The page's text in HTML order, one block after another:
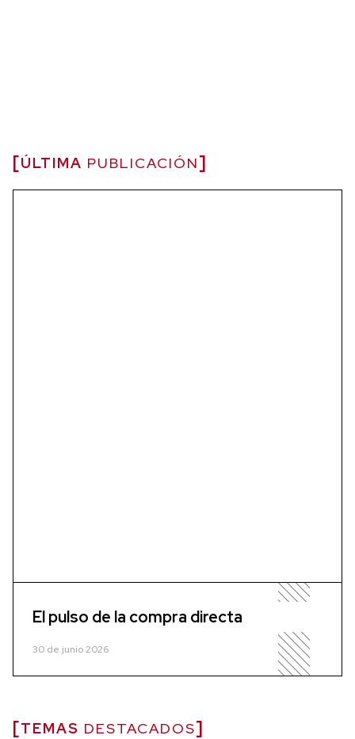
ÚLTIMA PUBLICACIÓN
El pulso de la compra directa
30 de junio 2026
TEMAS DESTACADOS